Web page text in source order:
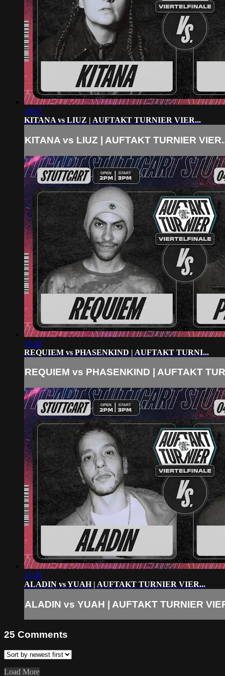
19:07
KITANA vs LIUZ | AUFTAKT TURNIER VIER...
KITANA vs LIUZ | AUFTAKT TURNIER
15:42
REQUIEM vs PHASENKIND | AUFTAKT TURNI...
REQUIEM vs PHASENKIND | AUFTAKT
21:45
ALADIN vs YUAH | AUFTAKT TURNIER VIER...
ALADIN vs YUAH | AUFTAKT TURNIER
25 Comments
Load More